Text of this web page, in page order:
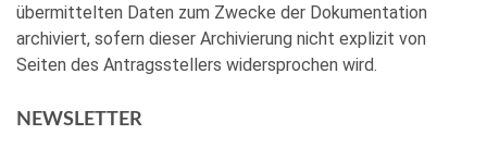
übermittelten Daten zum Zwecke der Dokumentation
archiviert, sofern dieser Archivierung nicht explizit von
Seiten des Antragsstellers widersprochen wird.
NEWSLETTER